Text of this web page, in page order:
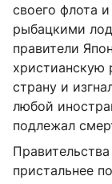
своего флота
рыбацкими
правители
христианскую
страну и
любой
подлежал
пристальнее